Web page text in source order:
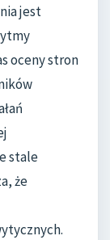
jest
oceny stron
stale
że